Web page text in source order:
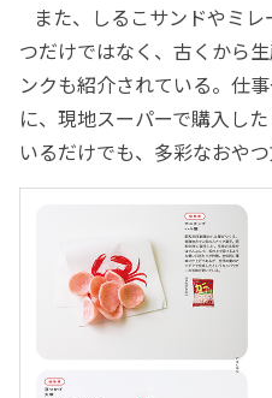
また、しるこサンドやミ
つだけではなく、古くから
ンクも紹介されている。仕
に、現地スーパーで購入し
いるだけでも、多彩なおや